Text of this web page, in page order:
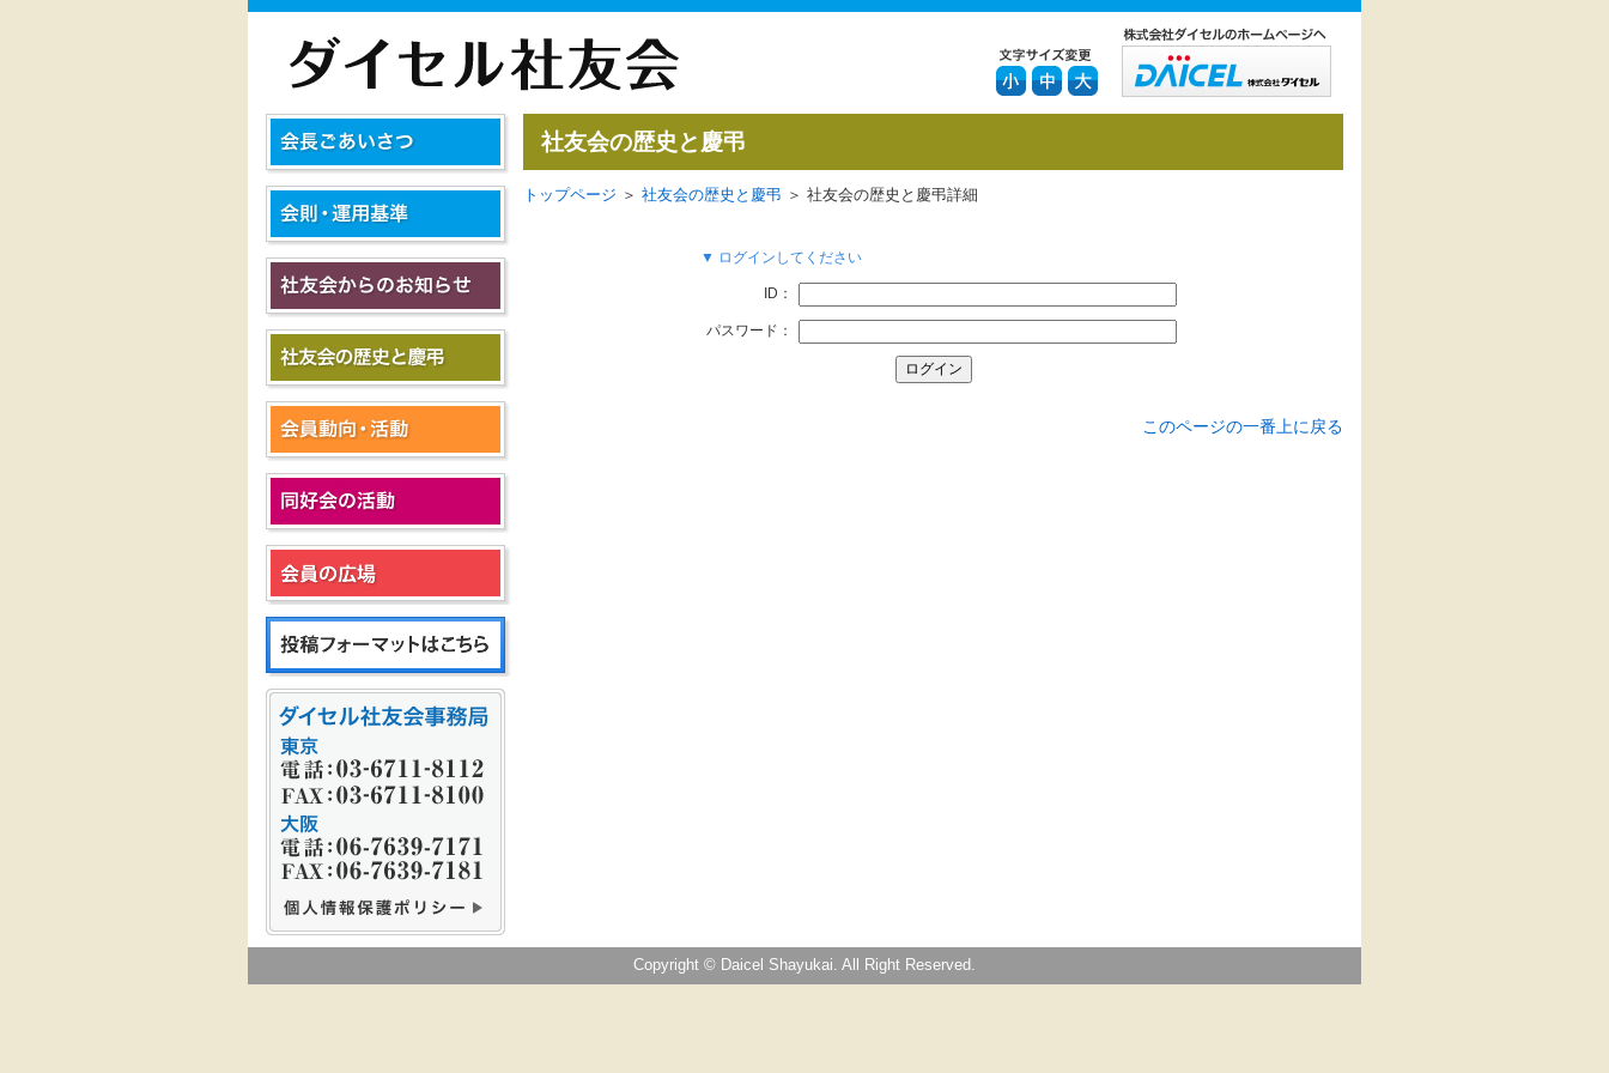
社友会の歴史と慶弔
トップページ ＞ 社友会の歴史と慶弔 ＞ 社友会の歴史と慶弔詳細
▼ ログインしてください
ID：
パスワード：
このページの一番上に戻る
Copyright © Daicel Shayukai. All Right Reserved.